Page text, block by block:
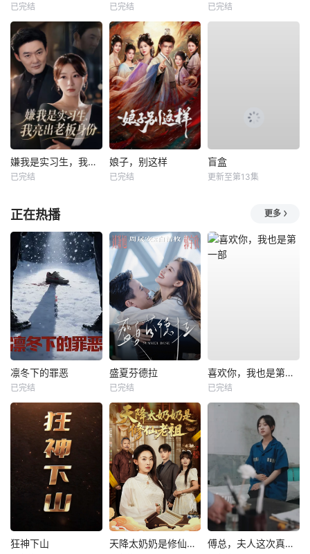
已完结 已完结 已完结
嫌我是实习生，我亮出老板身份
已完结
娘子，别这样
已完结
盲盒
更新至第13集
正在热播 更多
凛冬下的罪恶
已完结
盛夏芬德拉
已完结
喜欢你，我也是第一部
已完结
狂神下山 天降太奶奶是修仙老祖 傅总，夫人这次真的死了